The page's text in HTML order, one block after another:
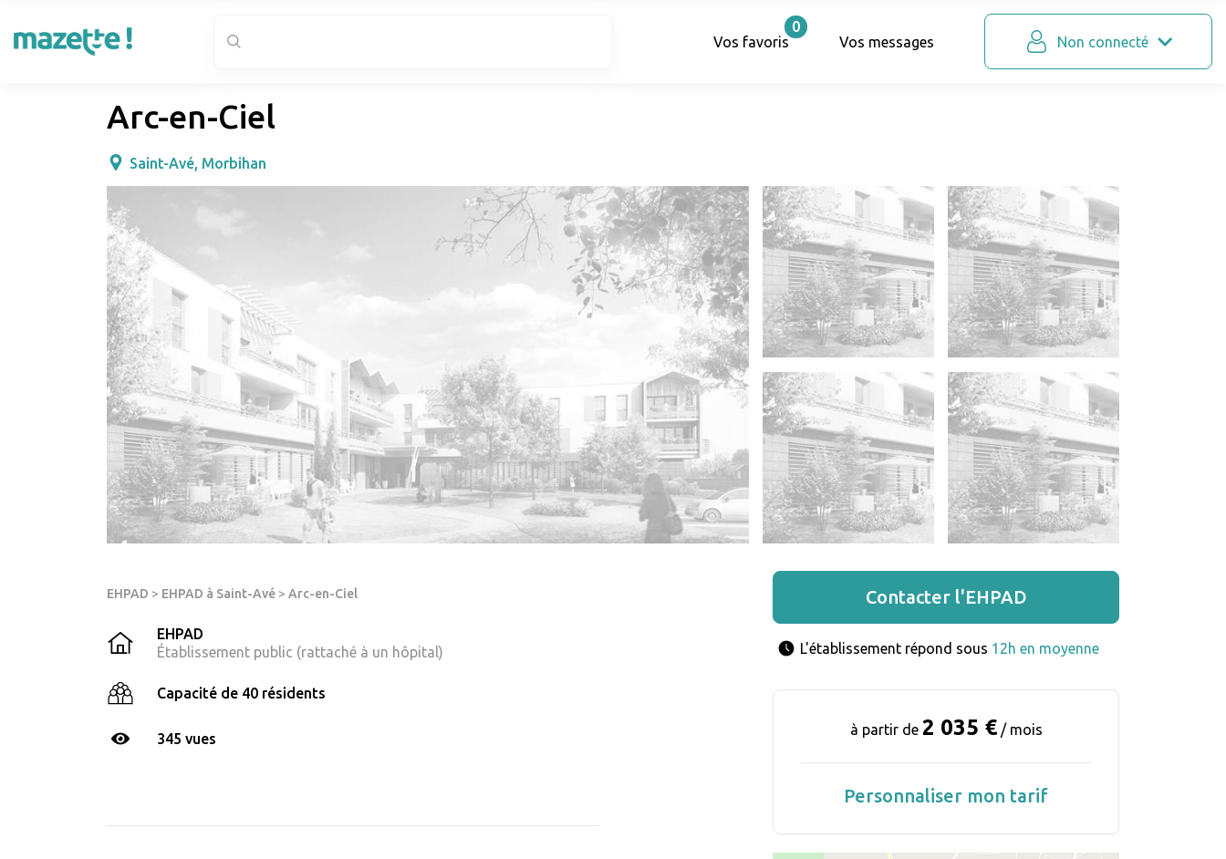
Vos favoris
0
Vos messages
Non connecté
Arc-en-Ciel
Saint-Avé, Morbihan
EHPAD > EHPAD à Saint-Avé > Arc-en-Ciel
EHPAD
Établissement public (rattaché à un hôpital)
Capacité de 40 résidents
345 vues
Contacter l'EHPAD
L'établissement répond sous 12h en moyenne
à partir de 2 035 €/ mois
Personnaliser mon tarif